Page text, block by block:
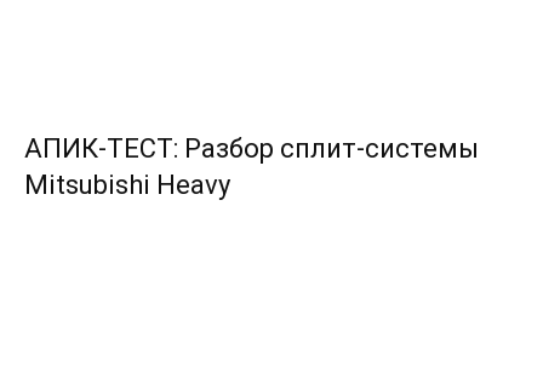
АПИК-ТЕСТ: Разбор сплит-системы
Mitsubishi Heavy